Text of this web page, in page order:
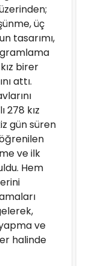
üç
tasarımı,
birer
attı.
278 kız
gün süren
ve ilk
Hem
ve
halinde